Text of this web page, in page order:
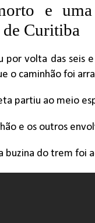
e
Curitiba
por volta das seis
o caminhão foi
partiu ao meio
e os outros
buzina do trem foi